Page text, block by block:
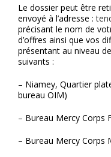
Le dossier peut être
envoyé à l’adresse :
précisant le nom de
d’offres ainsi que vos
présentant au niveau
suivants :
– Niamey, Quartier
bureau OIM)
– Bureau Mercy Corps
– Bureau Mercy Corps